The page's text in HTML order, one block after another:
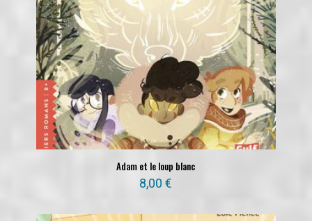
Adam et le loup blanc
8,00€